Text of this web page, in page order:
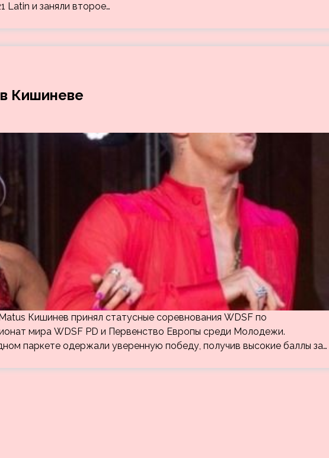
Latin и заняли второе…
Кишиневе
Кишинев принял статусные соревнования WDSF по
мира WDSF PD и Первенство Европы среди Молодежи.
паркете одержали уверенную победу, получив высокие баллы за…